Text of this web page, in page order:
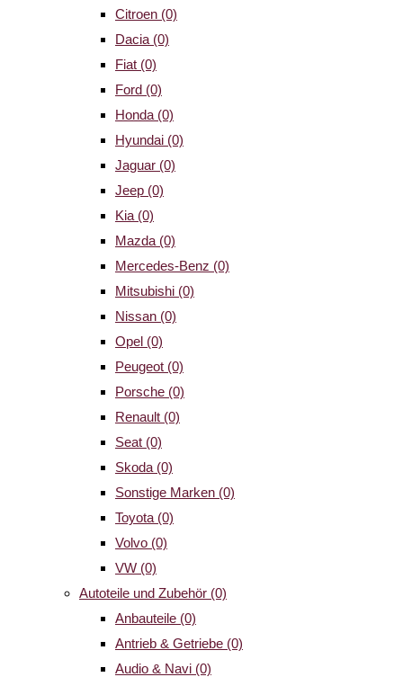
Citroen (0)
Dacia (0)
Fiat (0)
Ford (0)
Honda (0)
Hyundai (0)
Jaguar (0)
Jeep (0)
Kia (0)
Mazda (0)
Mercedes-Benz (0)
Mitsubishi (0)
Nissan (0)
Opel (0)
Peugeot (0)
Porsche (0)
Renault (0)
Seat (0)
Skoda (0)
Sonstige Marken (0)
Toyota (0)
Volvo (0)
VW (0)
Autoteile und Zubehör (0)
Anbauteile (0)
Antrieb & Getriebe (0)
Audio & Navi (0)